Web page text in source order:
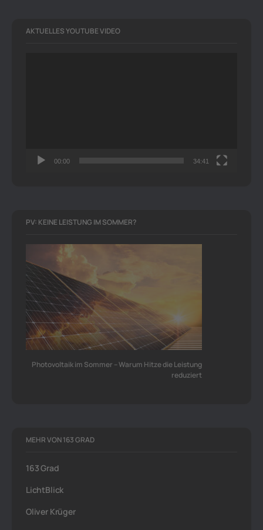
AKTUELLES YOUTUBE VIDEO
00:00 34:41
PV: KEINE LEISTUNG IM SOMMER?
Photovoltaik im Sommer – Warum Hitze die Leistung
reduziert
MEHR VON 163 GRAD
163 Grad
LichtBlick
Oliver Krüger